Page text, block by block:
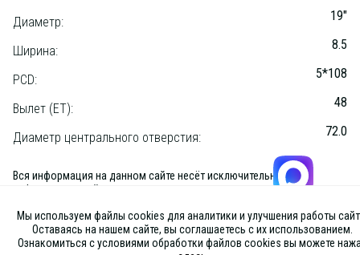
Диаметр: 19"
Ширина: 8.5
PCD: 5*108
Вылет (ET): 48
Диаметр центрального отверстия: 72.0
Вся информация на данном сайте несёт исключительно
информационный характер и ни при каких условиях не является
РФ
Мы используем файлы cookies для аналитики и улучшения работы
Оставаясь на нашем сайте, вы соглашаетесь с их использованием.
Ознакомиться с условиями обработки файлов cookies вы можете